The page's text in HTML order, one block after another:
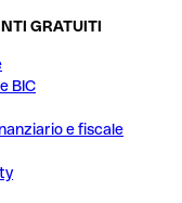
GRATUITI
BIC
e fiscale